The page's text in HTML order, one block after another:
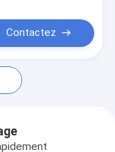
Contactez